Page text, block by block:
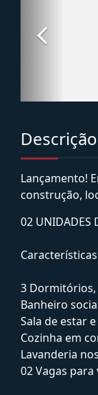
Lançamento!
construção,
02 UNIDADES
3 Dormitórios,
Banheiro
Sala de estar
Cozinha em
Lavanderia
02 Vagas para